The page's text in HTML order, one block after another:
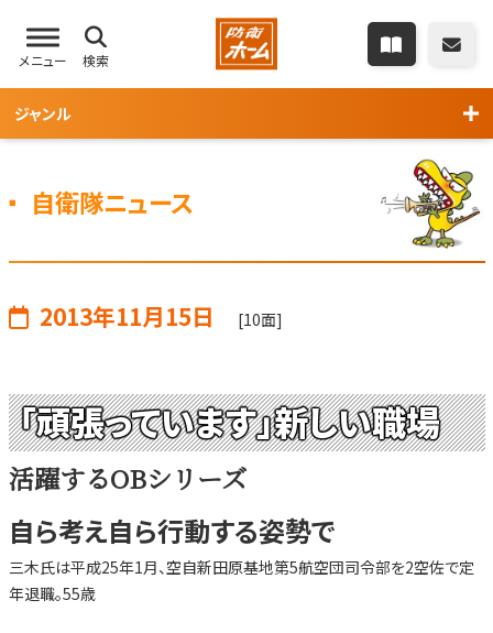
メニュー 検索
ジャンル
自衛隊ニュース
2013年11月15日 [10面]
「頑張っています」新しい職場
活躍するOBシリーズ
自ら考え自ら行動する姿勢で
三木氏は平成25年1月、空自新田原基地第5航空団司令部を2空佐で定
年退職。55歳